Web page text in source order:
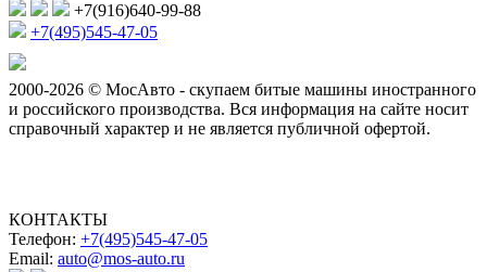
+7(916)640-99-88
+7(495)545-47-05
2000-2026 © МосАвто - скупаем битые машины иностранного
и российского производства. Вся информация на сайте носит
справочный характер и не является публичной офертой.
КОНТАКТЫ
Телефон: +7(495)545-47-05
Email: auto@mos-auto.ru